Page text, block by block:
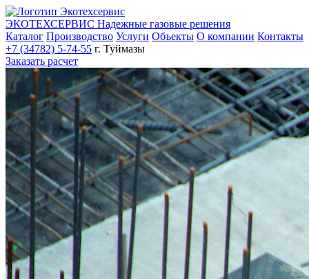
ЭКОТЕХСЕРВИС Надежные газовые решения
Каталог Производство Услуги Объекты О компании Контакты
+7 (34782) 5-74-55 г. Туймазы
Заказать расчет